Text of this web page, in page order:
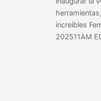
increíbles
202511AM